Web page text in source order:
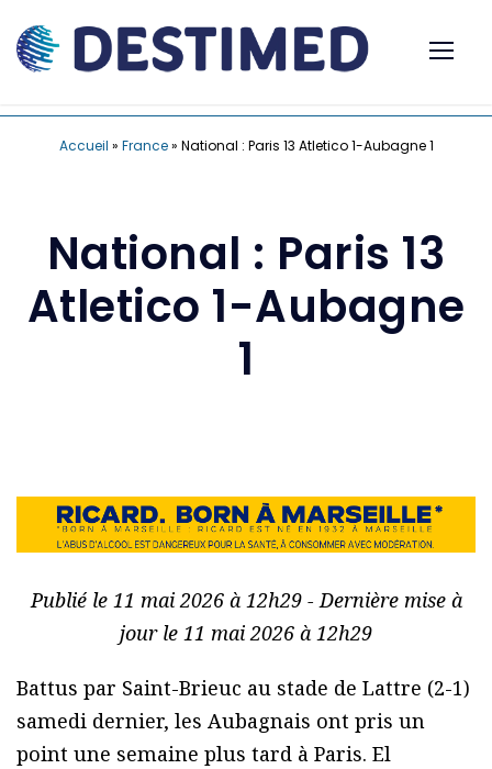
Accueil » France» National : Paris 13 Atletico 1-Aubagne 1
National : Paris 13
Atletico 1-Aubagne
1
Publié le 11 mai 2026 à 12h29 - Dernière mise à
jour le 11 mai 2026 à 12h29
Battus par Saint-Brieuc au stade de Lattre (2-1)
samedi dernier, les Aubagnais ont pris un
point une semaine plus tard à Paris. El